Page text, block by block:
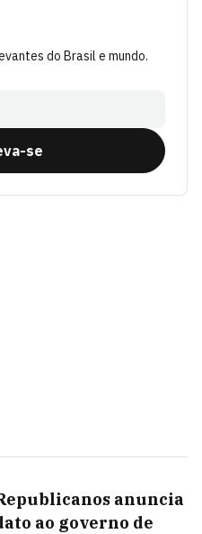
do Brasil e mundo.
se
anuncia
ao governo de